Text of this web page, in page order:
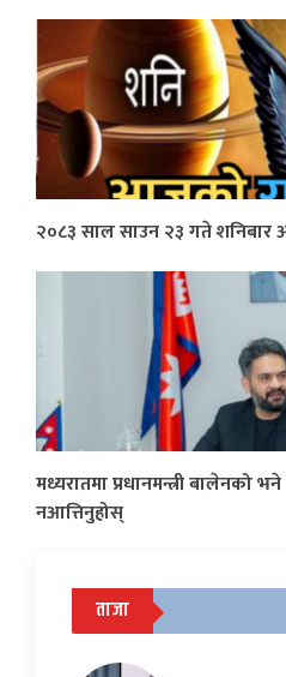
२०८३ साल साउन २३ गते
मध्यरातमा प्रधानमन्त्री बालेनको
नआत्तिनुहोस्
ताजा